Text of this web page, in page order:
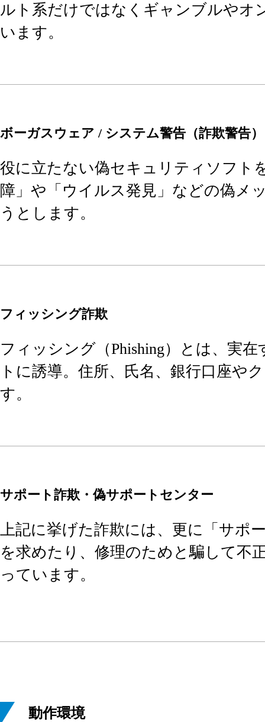
ルト系だけではなくギャンブルやオ
います。
ボーガスウェア / システム警告（詐欺警告）
役に立たない偽セキュリティソフト
障」や「ウイルス発見」などの偽メ
うとします。
フィッシング詐欺
フィッシング（Phishing）とは、実
トに誘導。住所、氏名、銀行口座や
す。
サポート詐欺・偽サポートセンター
上記に挙げた詐欺には、更に「サポ
を求めたり、修理のためと騙して不
っています。
動作環境